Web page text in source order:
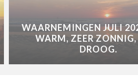
WAARNEMINGEN JULI
WARM, ZEER ZONNIG,
DROOG.